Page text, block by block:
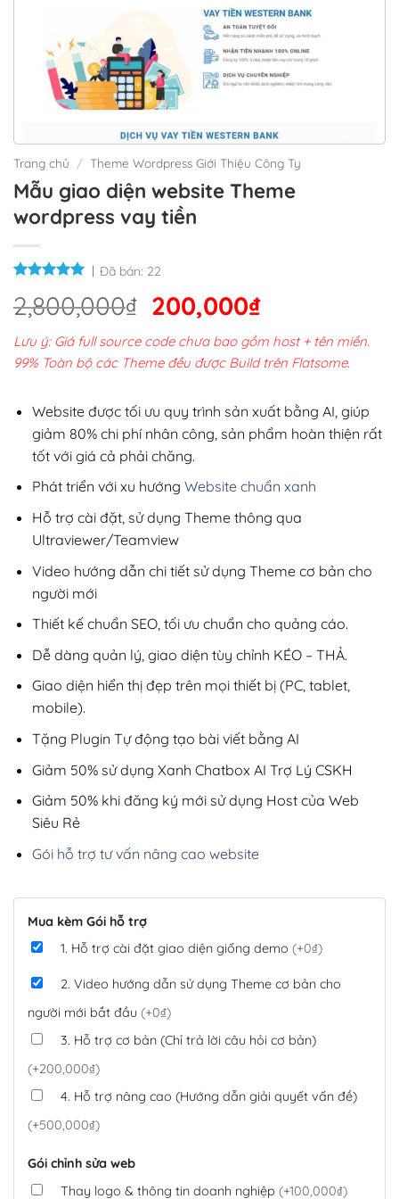
Trang chủ / Theme Wordpress Giới Thiệu Công Ty
Mẫu giao diện website Theme
wordpress vay tiền
Đã bán: 22
2,800,000₫ Giá
gốc
là:
2,800,000₫.
200,000₫Giá
hiện
tại
200,000₫.
Lưu ý: Giá full source code chưa bao gồm host + tên miền.
99% Toàn bộ các Theme đều được Build trên Flatsome.
Website được tối ưu quy trình sản xuất bằng AI, giúp
giảm 80% chi phí nhân công, sản phẩm hoàn thiện rất
tốt với giá cả phải chăng.
Phát triển với xu hướng Website chuẩn xanh
Hỗ trợ cài đặt, sử dụng Theme thông qua
Ultraviewer/Teamview
Video hướng dẫn chi tiết sử dụng Theme cơ bản cho
người mới
Thiết kế chuẩn SEO, tối ưu chuẩn cho quảng cáo.
Dễ dàng quản lý, giao diện tùy chỉnh KÉO – THẢ.
Giao diện hiển thị đẹp trên mọi thiết bị (PC, tablet,
mobile).
Tặng Plugin Tự động tạo bài viết bằng AI
Giảm 50% sử dụng Xanh Chatbox AI Trợ Lý CSKH
Giảm 50% khi đăng ký mới sử dụng Host của Web
Siêu Rẻ
Gói hỗ trợ tư vấn nâng cao website
Mua kèm Gói hỗ trợ
1. Hỗ trợ cài đặt giao diện giống demo (+0₫)
2. Video hướng dẫn sử dụng Theme cơ bản cho
người mới bắt đầu (+0₫)
3. Hỗ trợ cơ bản (Chỉ trả lời câu hỏi cơ bản)
(+200,000₫)
4. Hỗ trợ nâng cao (Hướng dẫn giải quyết vấn đề)
(+500,000₫)
Gói chỉnh sửa web
Thay logo & thông tin doanh nghiệp (+100,000₫)